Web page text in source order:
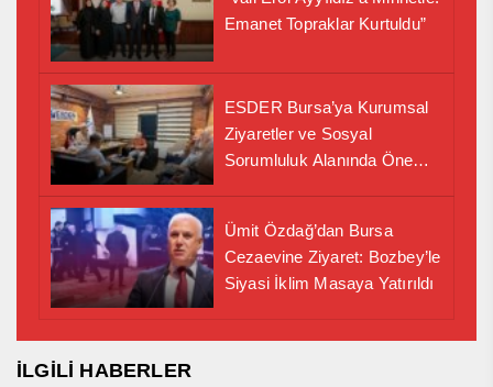
Emanet Topraklar Kurtuldu”
ESDER Bursa’ya Kurumsal
Ziyaretler ve Sosyal
Sorumluluk Alanında Önemli
Ümit Özdağ’dan Bursa
Cezaevine Ziyaret: Bozbey’le
Siyasi İklim Masaya Yatırıldı
İLGİLİ HABERLER